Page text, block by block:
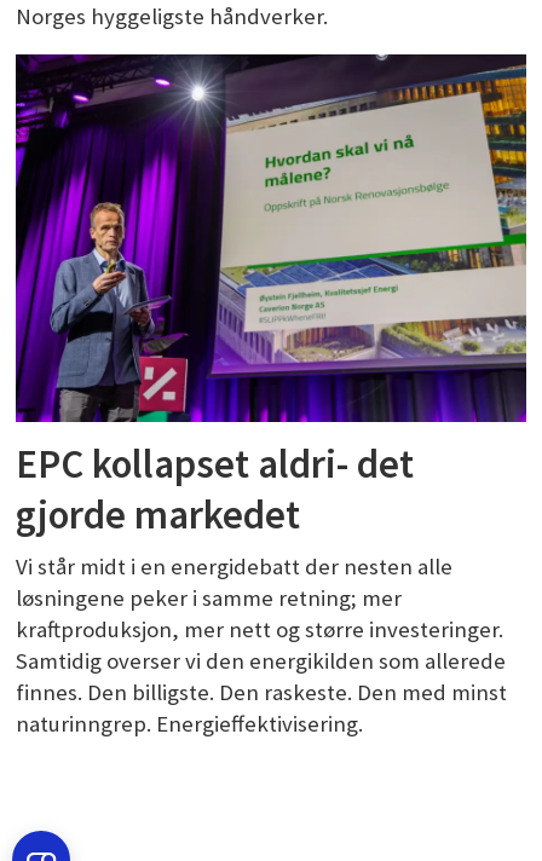
Norges hyggeligste håndverker.
EPC kollapset aldri- det
gjorde markedet
Vi står midt i en energidebatt der nesten alle
løsningene peker i samme retning; mer
kraftproduksjon, mer nett og større investeringer.
Samtidig overser vi den energikilden som allerede
finnes. Den billigste. Den raskeste. Den med minst
naturinngrep. Energieffektivisering.